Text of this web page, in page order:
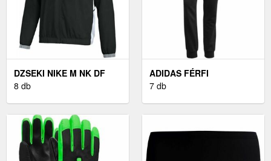
DZSEKI NIKE M NK DF
ACD25 TRK JKT W
8 db
ADIDAS FÉRFI
MELEGÍTŐNADRÁG
7 db